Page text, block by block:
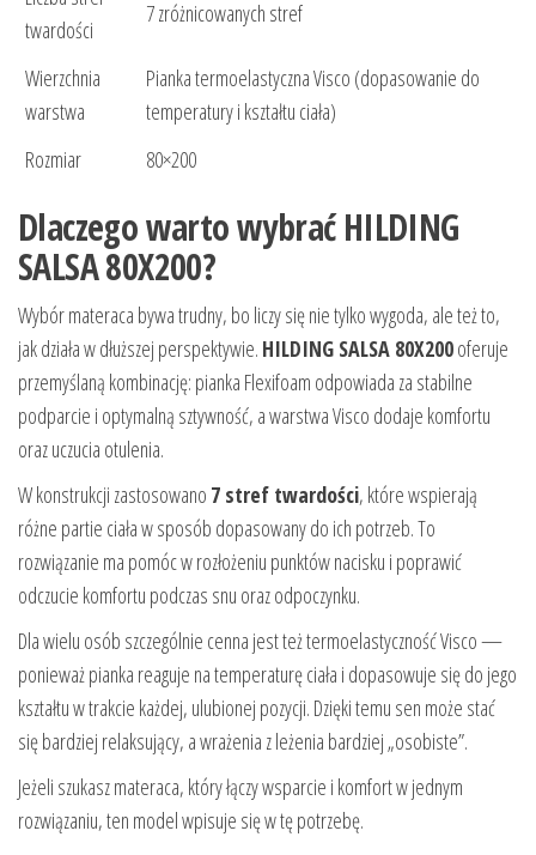
twardości
7 zróżnicowanych stref
Wierzchnia
warstwa
Pianka termoelastyczna Visco (dopasowanie do
temperatury i kształtu ciała)
Rozmiar
80×200
Dlaczego warto wybrać HILDING
SALSA 80X200?
Wybór materaca bywa trudny, bo liczy się nie tylko wygoda, ale też to,
jak działa w dłuższej perspektywie. HILDING SALSA 80X200oferuje
przemyślaną kombinację: pianka Flexifoam odpowiada za stabilne
podparcie i optymalną sztywność, a warstwa Visco dodaje komfortu
oraz uczucia otulenia.
W konstrukcji zastosowano 7 stref twardości, które wspierają
różne partie ciała w sposób dopasowany do ich potrzeb. To
rozwiązanie ma pomóc w rozłożeniu punktów nacisku i poprawić
odczucie komfortu podczas snu oraz odpoczynku.
Dla wielu osób szczególnie cenna jest też termoelastyczność Visco —
ponieważ pianka reaguje na temperaturę ciała i dopasowuje się do jego
kształtu w trakcie każdej, ulubionej pozycji. Dzięki temu sen może stać
się bardziej relaksujący, a wrażenia z leżenia bardziej „osobiste”.
Jeżeli szukasz materaca, który łączy wsparcie i komfort w jednym
rozwiązaniu, ten model wpisuje się w tę potrzebę.